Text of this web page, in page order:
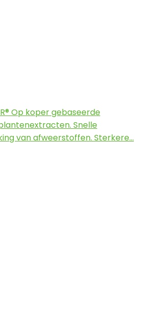
Op koper gebaseerde
Snelle
van afweerstoffen. Sterkere…